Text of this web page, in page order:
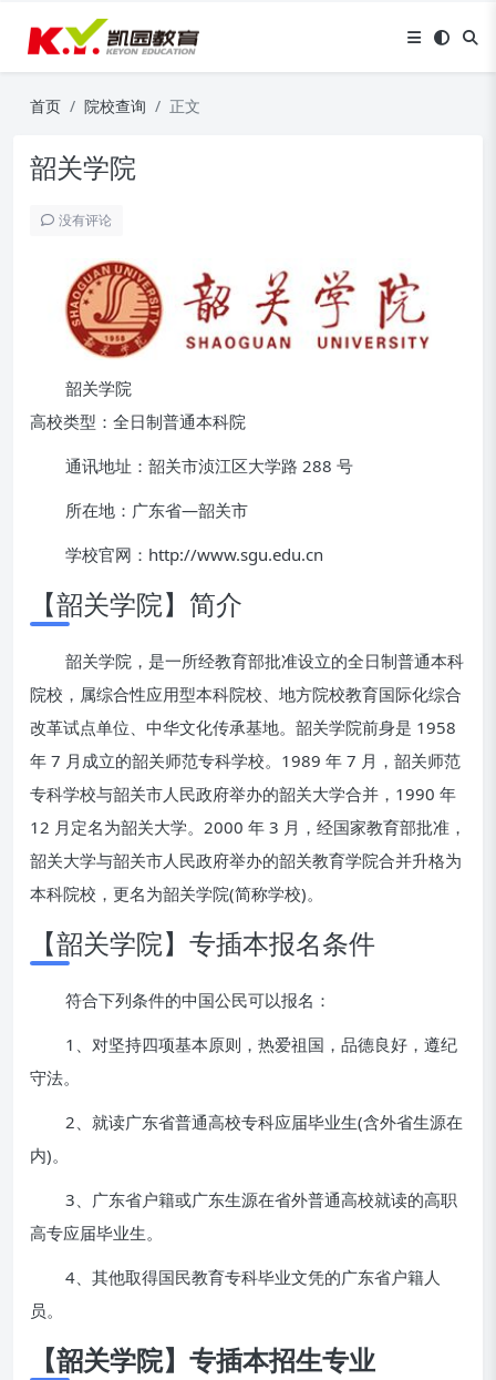
首页 院校查询 正文
韶关学院
没有评论
韶关学院
高校类型：全日制普通本科院
通讯地址：韶关市浈江区大学路 288 号
所在地：广东省—韶关市
学校官网：http://www.sgu.edu.cn
【韶关学院】简介
韶关学院，是一所经教育部批准设立的全日制普通本科
院校，属综合性应用型本科院校、地方院校教育国际化综合
改革试点单位、中华文化传承基地。韶关学院前身是 1958
年 7 月成立的韶关师范专科学校。1989 年 7 月，韶关师范
专科学校与韶关市人民政府举办的韶关大学合并，1990 年
12 月定名为韶关大学。2000 年 3 月，经国家教育部批准，
韶关大学与韶关市人民政府举办的韶关教育学院合并升格为
本科院校，更名为韶关学院(简称学校)。
【韶关学院】专插本报名条件
符合下列条件的中国公民可以报名：
1、对坚持四项基本原则，热爱祖国，品德良好，遵纪
守法。
2、就读广东省普通高校专科应届毕业生(含外省生源在
内)。
3、广东省户籍或广东生源在省外普通高校就读的高职
高专应届毕业生。
4、其他取得国民教育专科毕业文凭的广东省户籍人
员。
【韶关学院】专插本招生专业